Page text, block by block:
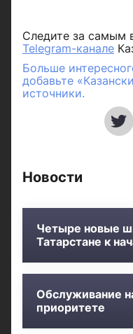
Следите за самым
Telegram-канале
Больше
добавьте
источники.
Новости
Четыре новые
Татарстане к
Обслуживание
приоритете